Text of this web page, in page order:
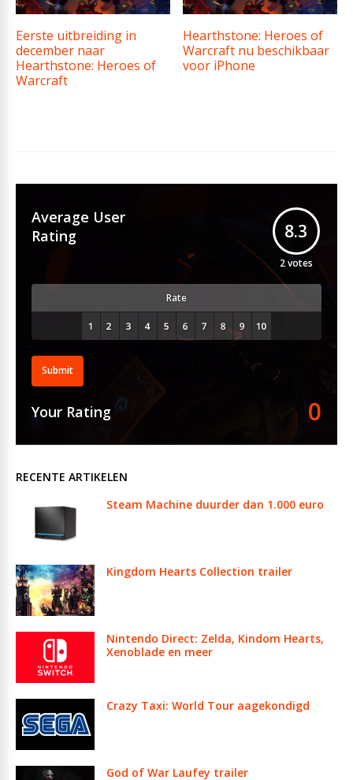
Eerste uitbreiding in
december naar
Hearthstone: Heroes of
Warcraft
Hearthstone: Heroes of
Warcraft nu beschikbaar
voor iPhone
Average User
Rating
8.3
2votes
Rate
Submit
Your Rating 0
RECENTE ARTIKELEN
Steam Machine duurder dan 1.000 euro
Kingdom Hearts Collection trailer
Nintendo Direct: Zelda, Kindom Hearts,
Xenoblade en meer
Crazy Taxi: World Tour aagekondigd
God of War Laufey trailer